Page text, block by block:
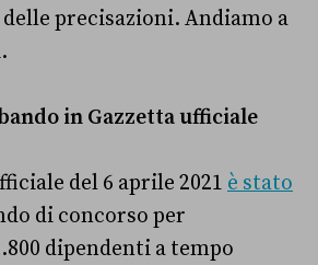
precisazioni. Andiamo a
in Gazzetta ufficiale
del 6 aprile 2021 è stato
di concorso per
dipendenti a tempo